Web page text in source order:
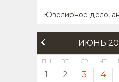
Ювелирное дело,
ИЮНЬ
ПН ВТ СР ЧТ
1 2 3 4